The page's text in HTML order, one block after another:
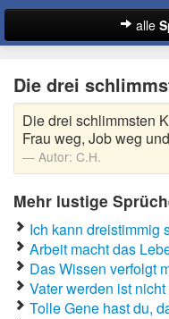
alle
Abschiedssprüche
Anmachsprüche
Beileidssprüche
Coole Sprüche
Dumme Sprüche
Englische Sprüche
Die drei
Die drei schlimmsten
Frau weg, Job weg
Autor: C.H.
Mehr lustige
Ich kann dreistimmig
Arbeit macht das
Das Wissen verfolgt
Vater werden ist
Tolle Gene hast du,